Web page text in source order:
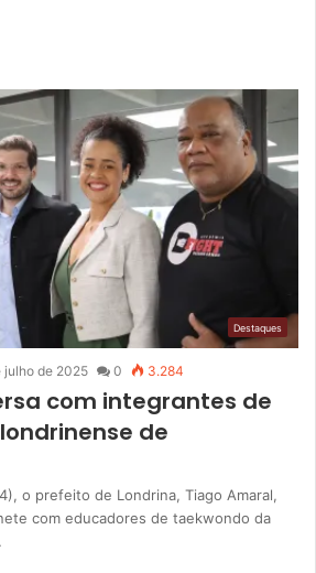
Destaques
julho de 2025 0 3.284
com integrantes de
de
o prefeito de Londrina, Tiago Amaral,
com educadores de taekwondo da